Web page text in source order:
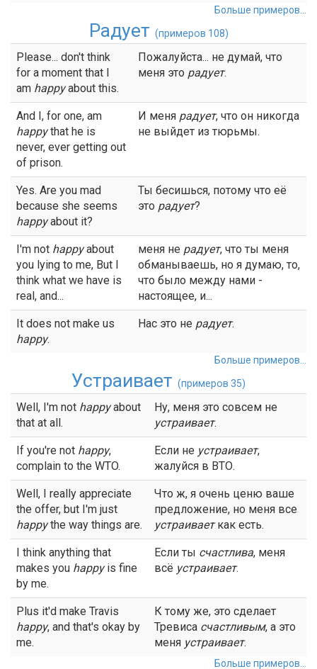
Больше примеров...
Радует (примеров 108)
Please... don't think
for a moment that I
am happyabout this.
Пожалуйста... не думай, что
меня это радует.
And I, for one, am
happythat he is
never, ever getting out
of prison.
И меня радует, что он никогда
не выйдет из тюрьмы.
Yes. Are you mad
because she seems
happyabout it?
Ты бесишься, потому что её
это радует?
I'm not happyabout
you lying to me, But I
think what we have is
real, and...
меня не радует, что ты меня
обманываешь, но я думаю, то,
что было между нами -
настоящее, и...
It does not make us
happy.
Нас это не радует.
Больше примеров...
Устраивает (примеров 35)
Well, I'm not happyabout
that at all.
Ну, меня это совсем не
устраивает.
If you're not happy,
complain to the WTO.
Если не устраивает,
жалуйся в ВТО.
Well, I really appreciate
the offer, but I'm just
happythe way things are.
Что ж, я очень ценю ваше
предложение, но меня все
устраиваеткак есть.
I think anything that
makes you happyis fine
by me.
Если ты счастлива, меня
всё устраивает.
Plus it'd make Travis
happy, and that's okay by
me.
К тому же, это сделает
Тревиса счастливым, а это
меня устраивает.
Больше примеров...